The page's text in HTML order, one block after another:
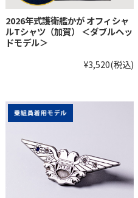
2026年式護衛艦かが オフィシャ
ルTシャツ（加賀） ＜ダブルヘッ
ドモデル＞
¥3,520(税込)